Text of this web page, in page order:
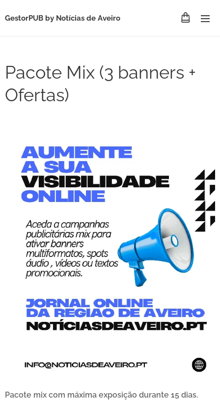
GestorPUB by Notícias de Aveiro
Pacote Mix (3 banners +
Ofertas)
Pacote mix com máxima exposição durante 15 dias.